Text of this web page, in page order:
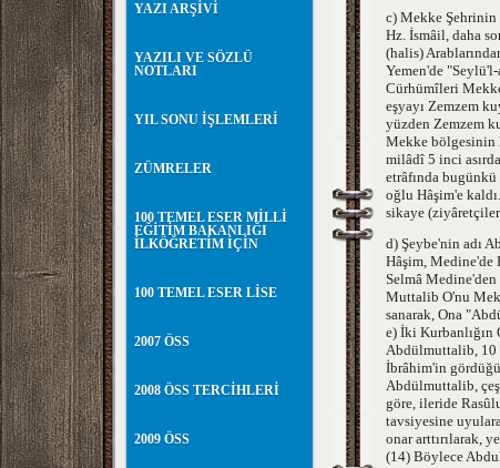
YAZI ARŞİVİ
YAZILI VE SÖZLÜ
NOTLARI
YIL SONU İŞLEMLERİ
ZÜMRELER
100 TEMEL ESER MİLLİ
EĞİTİM BAKANLIĞI
İLKÖĞRETİM İÇİN
100 TEMEL ESER LİSE
2007 ÖSS
2008 ÖSS TERCİHLERİ
2009 ÖSS
c) Mekke Şehrinin
Hz. İsmâil, daha
(halis)
Yemen'de
Cürhümîleri
eşyayı Zemzem
yüzden Zemzem
Mekke bölgesinin
milâdî 5 inci
etrâfında
oğlu Hâşim'e
sikaye
d) Şeybe'nin adı
Hâşim, Medine'de
Selmâ Medine'den
Muttalib O'nu
sanarak, Ona
e) İki Kurbanlığın
Abdülmuttalib, 10
İbrâhim'in
Abdülmuttalib,
göre, ileride
tavsiyesine
onar arttırılarak,
(14) Böylece